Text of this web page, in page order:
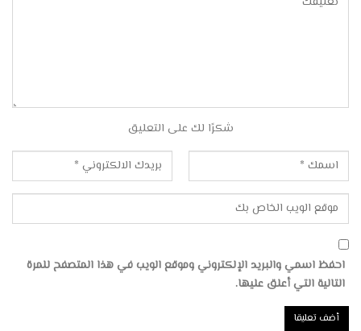
شكرًا لك على التعليق
احفظ اسمي والبريد الإلكتروني وموقع الويب في هذا المتصفح للمرة
التالية التي أعلق عليها.